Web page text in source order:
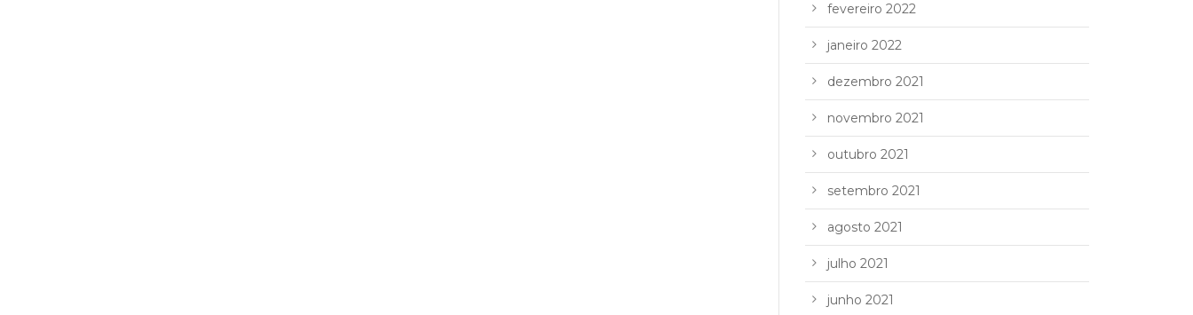
fevereiro 2022
janeiro 2022
dezembro 2021
novembro 2021
outubro 2021
setembro 2021
agosto 2021
julho 2021
junho 2021